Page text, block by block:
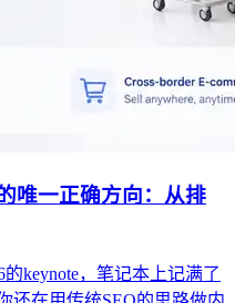
唯一正确方向：从排
keynote，笔记本上记满了